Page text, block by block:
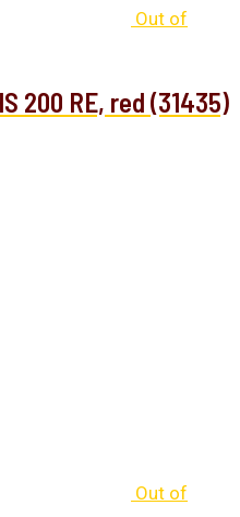
Out of
200 RE, red (31435)
Out of